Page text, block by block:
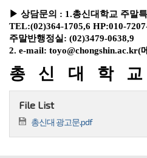
▶ 상담문의 : 1.총신대학교 주말
TEL:(02)364-1705,6 HP:010-
주말반행정실 : (02)3479-0638,9
2. e-mail: toyo@chongshin.ac.kr(
총 신 대 학 교
File List
총신대 광고문.pdf